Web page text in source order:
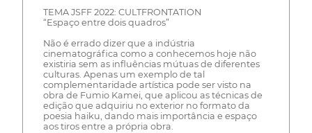
TEMA JSFF 2022: CULTFRONTATION
“Espaço entre dois quadros”
Não é errado dizer que a indústria
cinematográfica como a conhecemos hoje não
existiria sem as influências mútuas de diferentes
culturas. Apenas um exemplo de tal
complementaridade artística pode ser visto na
obra de Fumio Kamei, que aplicou as técnicas de
edição que adquiriu no exterior no formato da
poesia haiku, dando mais importância e espaço
aos tiros entre a própria obra.